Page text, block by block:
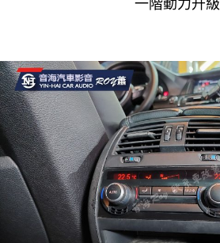
一階動力升級